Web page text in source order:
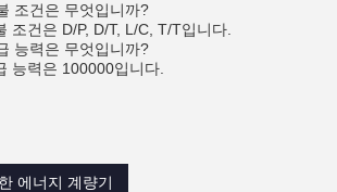
조건은 무엇입니까?
조건은 D/P, D/T, L/C, T/T입니다.
능력은 무엇입니까?
능력은 100000입니다.
에너지 계량기